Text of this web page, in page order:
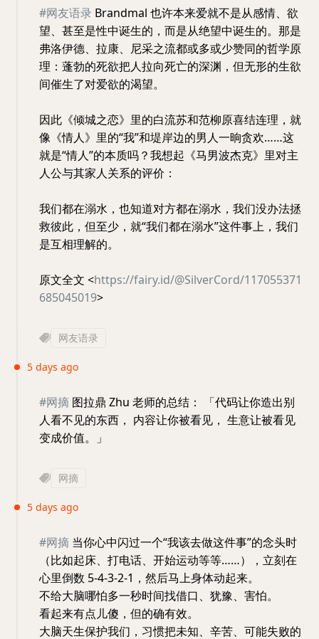
#网友语录 Brandmal 也许本来爱就不是从感情、欲
望、甚至是性中诞生的，而是从绝望中诞生的。那是
弗洛伊德、拉康、尼采之流都或多或少赞同的哲学原
理：蓬勃的死欲把人拉向死亡的深渊，但无形的生欲
间催生了对爱欲的渴望。
因此《倾城之恋》里的白流苏和范柳原喜结连理，就
像《情人》里的“我”和堤岸边的男人一晌贪欢……这
就是“情人”的本质吗？我想起《马男波杰克》里对主
人公与其家人关系的评价：
我们都在溺水，也知道对方都在溺水，我们没办法拯
救彼此，但至少，就“我们都在溺水”这件事上，我们
是互相理解的。
原文全文 <https://fairy.id/@SilverCord/117055371
685045019>
网友语录
5 days ago
#网摘 图拉鼎 Zhu 老师的总结： 「代码让你造出别
人看不见的东西， 内容让你被看见， 生意让被看见
变成价值。」
网摘
5 days ago
#网摘 当你心中闪过一个“我该去做这件事”的念头时
（比如起床、打电话、开始运动等等……），立刻在
心里倒数 5-4-3-2-1，然后马上身体动起来。
不给大脑哪怕多一秒时间找借口、犹豫、害怕。
看起来有点儿傻，但的确有效。
大脑天生保护我们，习惯把未知、辛苦、可能失败的